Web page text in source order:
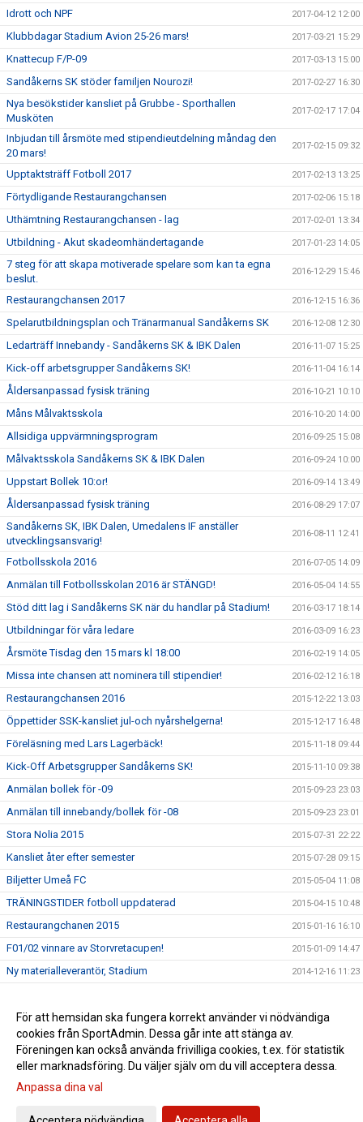
Idrott och NPF 2017-04-12 12:00
Klubbdagar Stadium Avion 25-26 mars! 2017-03-21 15:29
Knattecup F/P-09 2017-03-13 15:00
Sandåkerns SK stöder familjen Nourozi! 2017-02-27 16:30
Nya besökstider kansliet på Grubbe - Sporthallen
Musköten
2017-02-17 17:04
Inbjudan till årsmöte med stipendieutdelning måndag den
20 mars!
2017-02-15 09:32
Upptaktsträff Fotboll 2017 2017-02-13 13:25
Förtydligande Restaurangchansen 2017-02-06 15:18
Uthämtning Restaurangchansen - lag 2017-02-01 13:34
Utbildning - Akut skadeomhändertagande 2017-01-23 14:05
7 steg för att skapa motiverade spelare som kan ta egna
beslut.
2016-12-29 15:46
Restaurangchansen 2017 2016-12-15 16:36
Spelarutbildningsplan och Tränarmanual Sandåkerns SK 2016-12-08 12:30
Ledarträff Innebandy - Sandåkerns SK & IBK Dalen 2016-11-07 15:25
Kick-off arbetsgrupper Sandåkerns SK! 2016-11-04 16:14
Åldersanpassad fysisk träning 2016-10-21 10:10
Måns Målvaktsskola 2016-10-20 14:00
Allsidiga uppvärmningsprogram 2016-09-25 15:08
Målvaktsskola Sandåkerns SK & IBK Dalen 2016-09-24 10:00
Uppstart Bollek 10:or! 2016-09-14 13:49
Åldersanpassad fysisk träning 2016-08-29 17:07
Sandåkerns SK, IBK Dalen, Umedalens IF anställer
utvecklingsansvarig!
2016-08-11 12:41
Fotbollsskola 2016 2016-07-05 14:09
Anmälan till Fotbollsskolan 2016 är STÄNGD! 2016-05-04 14:55
Stöd ditt lag i Sandåkerns SK när du handlar på Stadium! 2016-03-17 18:14
Utbildningar för våra ledare 2016-03-09 16:23
Årsmöte Tisdag den 15 mars kl 18:00 2016-02-19 14:05
Missa inte chansen att nominera till stipendier! 2016-02-12 16:18
Restaurangchansen 2016 2015-12-22 13:03
Öppettider SSK-kansliet jul-och nyårshelgerna! 2015-12-17 16:48
Föreläsning med Lars Lagerbäck! 2015-11-18 09:44
Kick-Off Arbetsgrupper Sandåkerns SK! 2015-11-10 09:38
Anmälan bollek för -09 2015-09-23 23:03
Anmälan till innebandy/bollek för -08 2015-09-23 23:01
Stora Nolia 2015 2015-07-31 22:22
Kansliet åter efter semester 2015-07-28 09:15
Biljetter Umeå FC 2015-05-04 11:08
TRÄNINGSTIDER fotboll uppdaterad 2015-04-15 10:48
Restaurangchanen 2015 2015-01-16 16:10
F01/02 vinnare av Storvretacupen! 2015-01-09 14:47
Ny materialleverantör, Stadium 2014-12-16 11:23
Avbokning träningstider 2014-12-16 11:19
Öppettider kansliet jul- och nyårshelgerna 2014-12-16 11:14
Gå till Webbversion
För att hemsidan ska fungera korrekt använder vi nödvändiga
cookies från SportAdmin. Dessa går inte att stänga av.
Föreningen kan också använda frivilliga cookies, t.ex. för statistik
eller marknadsföring. Du väljer själv om du vill acceptera dessa.
Anpassa dina val